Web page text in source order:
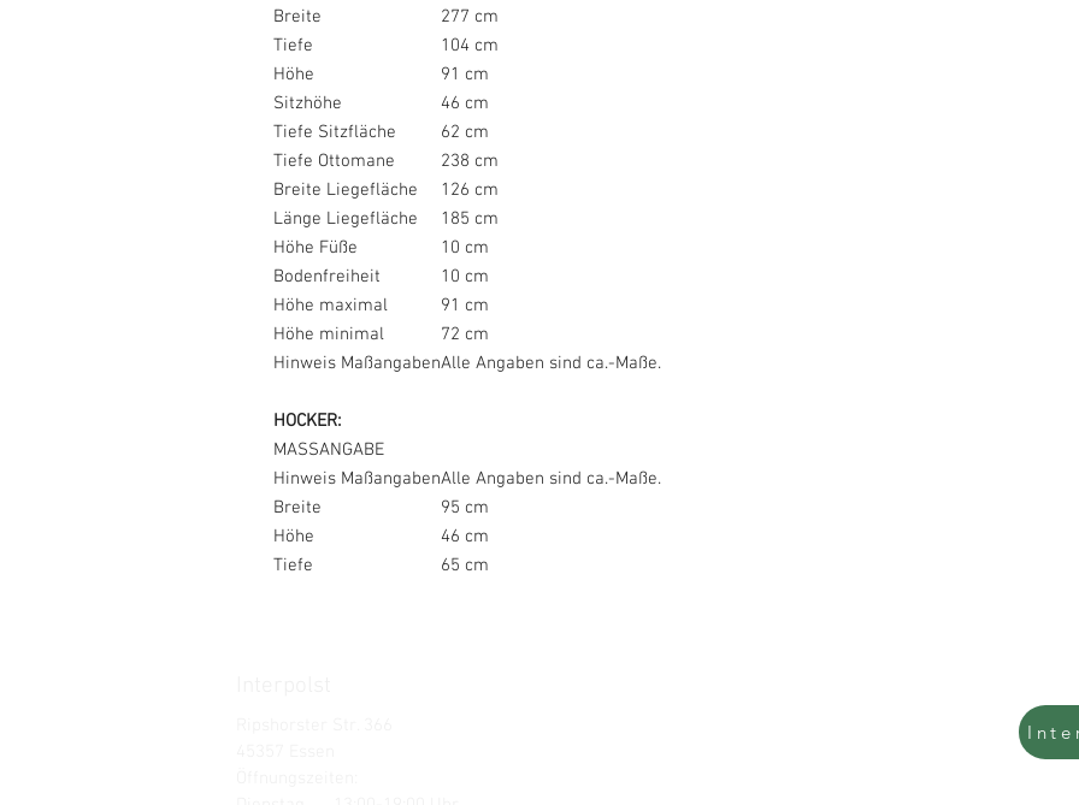
Breite
277 cm
Tiefe
104 cm
Höhe
91 cm
Sitzhöhe
46 cm
Tiefe Sitzfläche
62 cm
Tiefe Ottomane
238 cm
Breite Liegefläche
126 cm
Länge Liegefläche
185 cm
Höhe Füße
10 cm
Bodenfreiheit
10 cm
Höhe maximal
91 cm
Höhe minimal
72 cm
Hinweis MaßangabenAlle Angaben sind ca.-Maße.
HOCKER:
MASSANGABE
Hinweis MaßangabenAlle Angaben sind ca.-Maße.
Breite
95 cm
Höhe
46 cm
Tiefe
65 cm